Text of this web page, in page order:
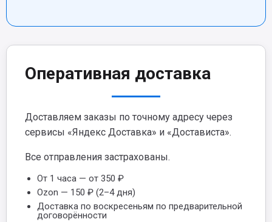
Оперативная доставка
Доставляем заказы по точному адресу через
сервисы «Яндекс Доставка» и «Достависта».
Все отправления застрахованы.
От 1 часа — от 350 ₽
Ozon — 150 ₽ (2–4 дня)
Доставка по воскресеньям по предварительной
договорённости